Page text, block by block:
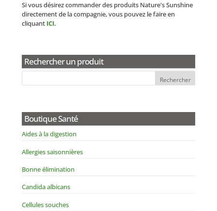
Si vous désirez commander des produits Nature's Sunshine
directement de la compagnie, vous pouvez le faire en
cliquant ICI.
Rechercher un produit
Boutique Santé
Aides à la digestion
Allergies saisonnières
Bonne élimination
Candida albicans
Cellules souches